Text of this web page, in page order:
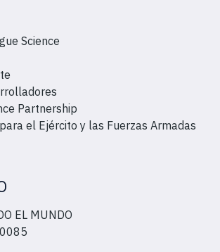
Science
Partnership
el Ejército y las Fuerzas Armadas
EL MUNDO